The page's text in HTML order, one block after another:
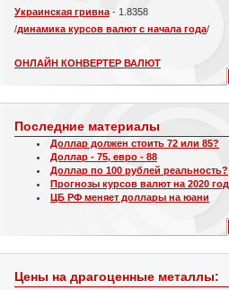
Украинская гривна - 1.8358
/динамика курсов валют с начала года/
ОНЛАЙН КОНВЕРТЕР ВАЛЮТ
Последние материалы
Доллар должен стоить 72 или 85?
Доллар - 75, евро - 88
Доллар по 100 рублей реальность?
Прогнозы курсов валют на 2020 год
ЦБ РФ меняет доллары на юани
Цены на драгоценные металлы: